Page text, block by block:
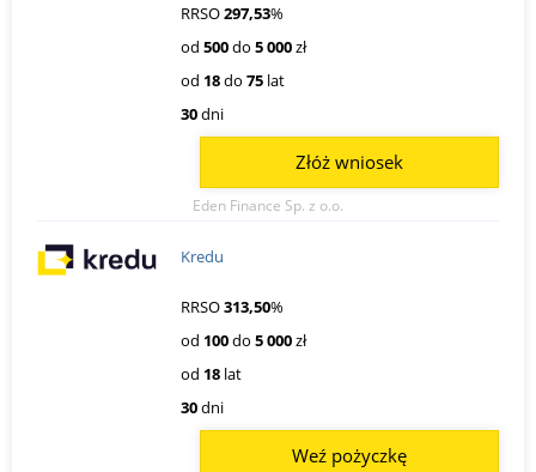
RRSO297,53%
od 500do 5 000zł
od 18do 75 lat
30dni
Eden Finance Sp. z o.o.
Złóż wniosek
Kredu
RRSO313,50%
od 100do 5 000zł
od 18 lat
30dni
Weź pożyczkę